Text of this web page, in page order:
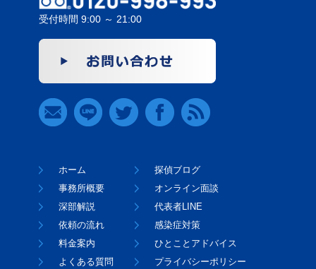
受付時間 9:00 ～ 21:00
ホーム
事務所概要
深部解説
依頼の流れ
料金案内
よくある質問
探偵ブログ
オンライン面談
代表者LINE
感染症対策
ひとことアドバイス
プライバシーポリシー